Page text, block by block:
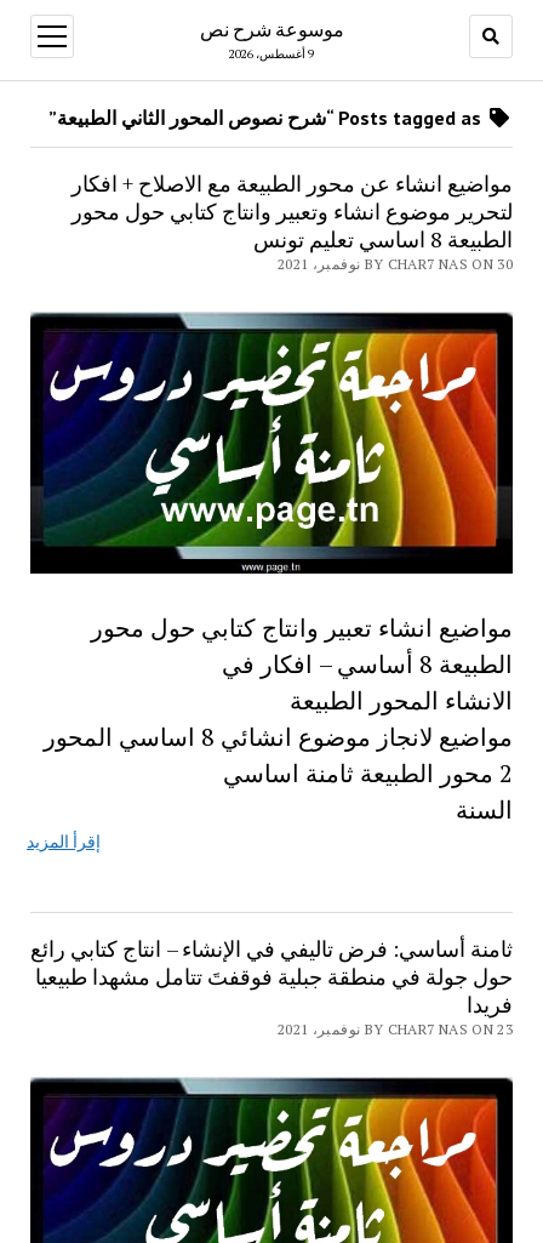
موسوعة شرح نص
9 أغسطس، 2026
open
menu
مواضيع انشاء عن محور الطبيعة مع الاصلاح + افكار
لتحرير موضوع انشاء وتعبير وانتاج كتابي حول محور
الطبيعة 8 اساسي تعليم تونس
BY CHAR7 NAS ON 30 نوفمبر، 2021
مواضيع انشاء تعبير وانتاج كتابي حول محور
الطبيعة 8 أساسي – افكار في
الانشاء المحور الطبيعة
مواضيع لانجاز موضوع انشائي 8 اساسي المحور
2 محور الطبيعة ثامنة اساسي
السنة
إقرأ المزيد
ثامنة أساسي: فرض تاليفي في الإنشاء – انتاج كتابي رائع
حول جولة في منطقة جبلية فوقفتَ تتامل مشهدا طبيعيا
فريدا
BY CHAR7 NAS ON 23 نوفمبر، 2021